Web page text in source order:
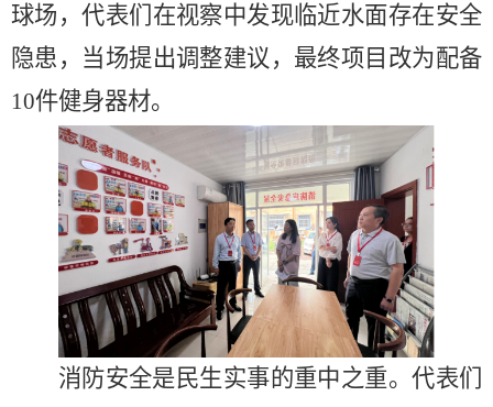
球场，代表们在视察中发现临近水面存在安全
隐患，当场提出调整建议，最终项目改为配备
10件健身器材。
消防安全是民生实事的重中之重。代表们